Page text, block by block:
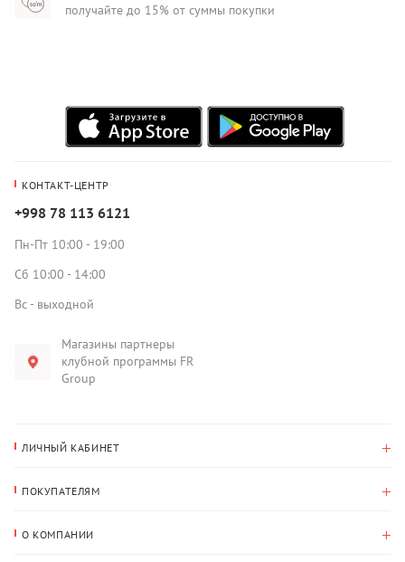
получайте до 15% от суммы покупки
КОНТАКТ-ЦЕНТР
+998 78 113 6121
Пн-Пт 10:00 - 19:00
Сб 10:00 - 14:00
Вс - выходной
Магазины партнеры
клубной программы FR
Group
ЛИЧНЫЙ КАБИНЕТ
Адрес для доставки
ПОКУПАТЕЛЯМ
О КОМПАНИИ